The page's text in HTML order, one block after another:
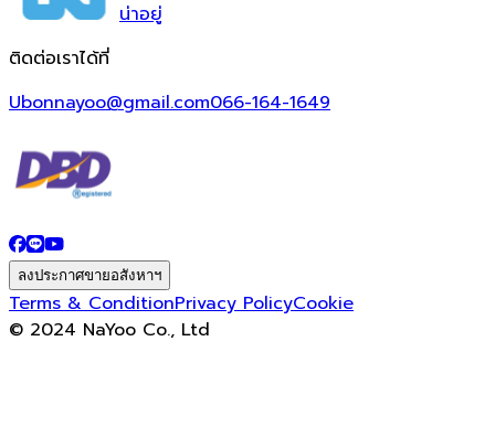
น่าอยู่
ติดต่อเราได้ที่
Ubonnayoo@gmail.com066-164-1649
ลงประกาศขายอสังหาฯ
Terms & ConditionPrivacy PolicyCookie
© 2024 NaYoo Co., Ltd